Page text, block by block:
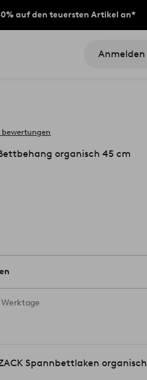
auf den teuersten Artikel an*
Anmelden
bewertungen
Bettbehang organisch 45 cm
Spannbettlaken organisch